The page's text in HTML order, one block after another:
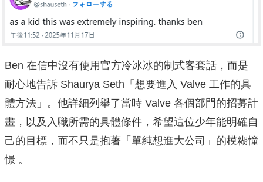
Ben 在信中沒有使用官方冷冰冰的制式客套話，而是
耐心地告訴 Shaurya Seth「想要進入 Valve 工作的具
體方法」。他詳細列舉了當時 Valve 各個部門的招募計
畫，以及入職所需的具體條件，希望這位少年能明確自
己的目標，而不只是抱著「單純想進大公司」的模糊憧
憬 。